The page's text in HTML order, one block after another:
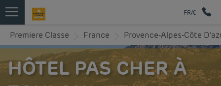
FR/€
Premiere Classe France Provence-Alpes-Côte
HÔTEL PAS CHER À